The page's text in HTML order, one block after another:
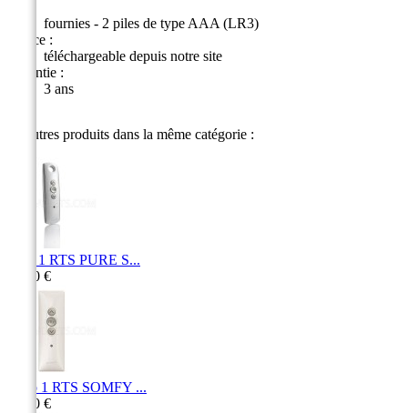
fournies - 2 piles de type AAA (LR3)
Notice :
téléchargeable depuis notre site
Garantie :
3 ans
14 autres produits dans la même catégorie :
Telis 1 RTS PURE S...
52,00 €
Situo 1 RTS SOMFY ...
49,40 €